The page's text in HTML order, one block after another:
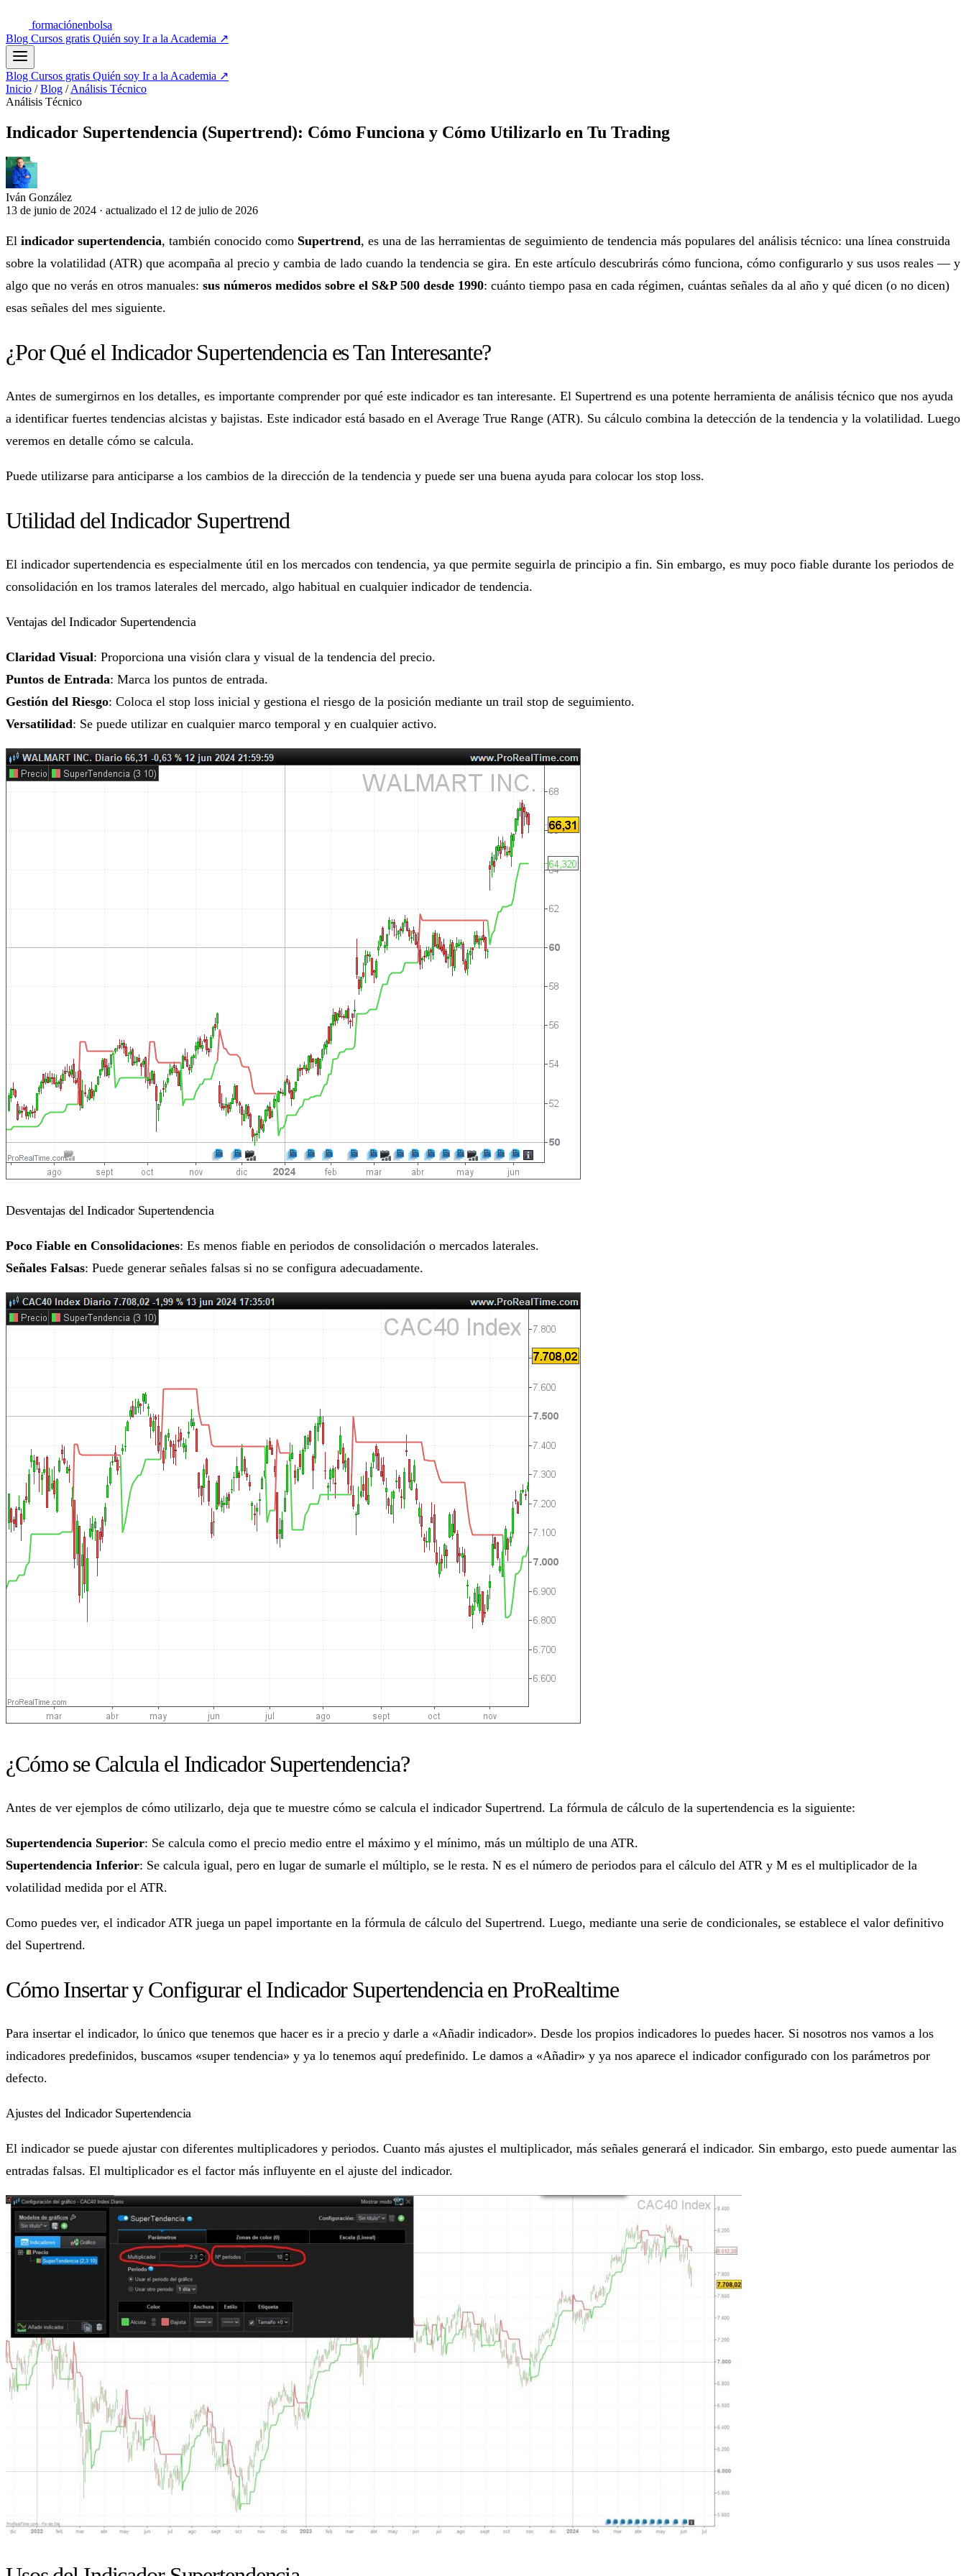
formaciónenbolsa
Blog Cursos gratis Quién soy Ir a la Academia ↗
Blog Cursos gratis Quién soy Ir a la Academia ↗
Inicio / Blog / Análisis Técnico
Análisis Técnico
Indicador Supertendencia (Supertrend): Cómo Funciona y Cómo Utilizarlo en Tu Trading
Iván González
13 de junio de 2024 · actualizado el 12 de julio de 2026
El indicador supertendencia, también conocido como Supertrend, es una de las herramientas de seguimiento de tendencia más populares del análisis técnico: una línea construida
sobre la volatilidad (ATR) que acompaña al precio y cambia de lado cuando la tendencia se gira. En este artículo descubrirás cómo funciona, cómo configurarlo y sus usos reales — y
algo que no verás en otros manuales: sus números medidos sobre el S&P 500 desde 1990: cuánto tiempo pasa en cada régimen, cuántas señales da al año y qué dicen (o no dicen)
esas señales del mes siguiente.
¿Por Qué el Indicador Supertendencia es Tan Interesante?
Antes de sumergirnos en los detalles, es importante comprender por qué este indicador es tan interesante. El Supertrend es una potente herramienta de análisis técnico que nos ayuda
a identificar fuertes tendencias alcistas y bajistas. Este indicador está basado en el Average True Range (ATR). Su cálculo combina la detección de la tendencia y la volatilidad. Luego
veremos en detalle cómo se calcula.
Puede utilizarse para anticiparse a los cambios de la dirección de la tendencia y puede ser una buena ayuda para colocar los stop loss.
Utilidad del Indicador Supertrend
El indicador supertendencia es especialmente útil en los mercados con tendencia, ya que permite seguirla de principio a fin. Sin embargo, es muy poco fiable durante los periodos de
consolidación en los tramos laterales del mercado, algo habitual en cualquier indicador de tendencia.
Ventajas del Indicador Supertendencia
Claridad Visual: Proporciona una visión clara y visual de la tendencia del precio.
Puntos de Entrada: Marca los puntos de entrada.
Gestión del Riesgo: Coloca el stop loss inicial y gestiona el riesgo de la posición mediante un trail stop de seguimiento.
Versatilidad: Se puede utilizar en cualquier marco temporal y en cualquier activo.
Desventajas del Indicador Supertendencia
Poco Fiable en Consolidaciones: Es menos fiable en periodos de consolidación o mercados laterales.
Señales Falsas: Puede generar señales falsas si no se configura adecuadamente.
¿Cómo se Calcula el Indicador Supertendencia?
Antes de ver ejemplos de cómo utilizarlo, deja que te muestre cómo se calcula el indicador Supertrend. La fórmula de cálculo de la supertendencia es la siguiente:
Supertendencia Superior: Se calcula como el precio medio entre el máximo y el mínimo, más un múltiplo de una ATR.
Supertendencia Inferior: Se calcula igual, pero en lugar de sumarle el múltiplo, se le resta. N es el número de periodos para el cálculo del ATR y M es el multiplicador de la
volatilidad medida por el ATR.
Como puedes ver, el indicador ATR juega un papel importante en la fórmula de cálculo del Supertrend. Luego, mediante una serie de condicionales, se establece el valor definitivo
del Supertrend.
Cómo Insertar y Configurar el Indicador Supertendencia en ProRealtime
Para insertar el indicador, lo único que tenemos que hacer es ir a precio y darle a «Añadir indicador». Desde los propios indicadores lo puedes hacer. Si nosotros nos vamos a los
indicadores predefinidos, buscamos «super tendencia» y ya lo tenemos aquí predefinido. Le damos a «Añadir» y ya nos aparece el indicador configurado con los parámetros por
defecto.
Ajustes del Indicador Supertendencia
El indicador se puede ajustar con diferentes multiplicadores y periodos. Cuanto más ajustes el multiplicador, más señales generará el indicador. Sin embargo, esto puede aumentar las
entradas falsas. El multiplicador es el factor más influyente en el ajuste del indicador.